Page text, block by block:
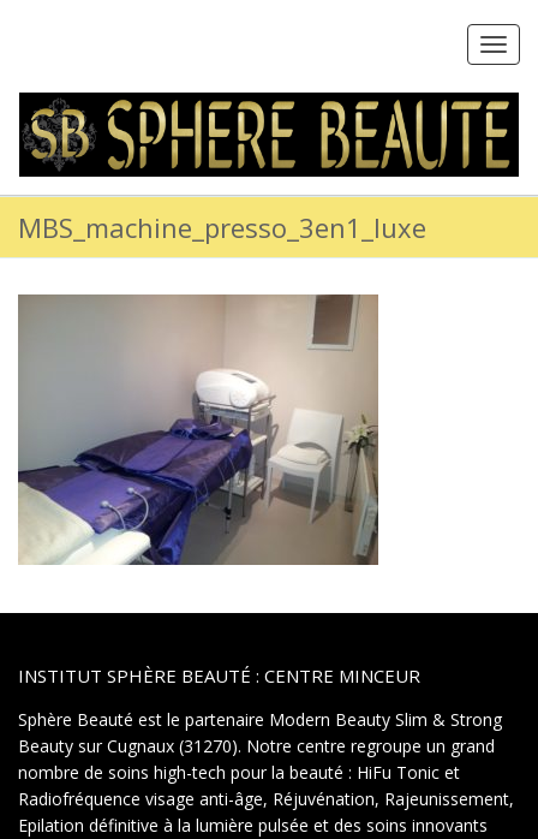
MBS_machine_presso_3en1_luxe
INSTITUT SPHÈRE BEAUTÉ : CENTRE MINCEUR
Sphère Beauté est le partenaire Modern Beauty Slim & Strong
Beauty sur Cugnaux (31270). Notre centre regroupe un grand
nombre de soins high-tech pour la beauté : HiFu Tonic et
Radiofréquence visage anti-âge, Réjuvénation, Rajeunissement,
Epilation définitive à la lumière pulsée et des soins innovants